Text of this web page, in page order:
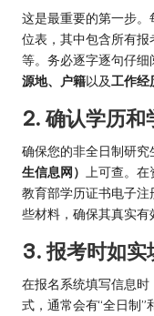
这是最重要的第一步
位表，其中包含所有
等。务必逐字逐句仔
源地、户籍以及工作经
2. 确认学历和
确保您的非全日制研
生信息网） 上可查。在
教育部学历证书电子
些材料，确保其真实有
3. 报考时如实
在报名系统填写信息时
式，通常会有“全日制”